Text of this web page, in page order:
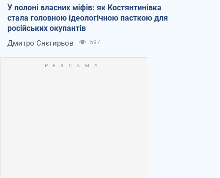
У полоні власних міфів: як Костянтинівка
стала головною ідеологічною пасткою для
російських окупантів
Дмитро Снєгирьов 597